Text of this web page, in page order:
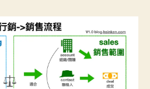
佈
日